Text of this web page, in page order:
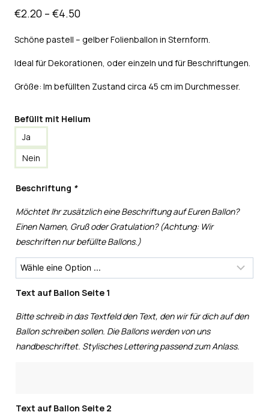
€2.20 – €4.50
Schöne pastell – gelber Folienballon in Sternform.
Ideal für Dekorationen, oder einzeln und für Beschriftungen.
Größe: Im befüllten Zustand circa 45 cm im Durchmesser.
Befüllt mit Helium
Ja
Nein
Beschriftung *
Möchtet Ihr zusätzlich eine Beschriftung auf Euren Ballon?
Einen Namen, Gruß oder Gratulation? (Achtung: Wir
beschriften nur befüllte Ballons.)
Text auf Ballon Seite 1
Bitte schreib in das Textfeld den Text, den wir für dich auf den
Ballon schreiben sollen. Die Ballons werden von uns
handbeschriftet. Stylisches Lettering passend zum Anlass.
Text auf Ballon Seite 2